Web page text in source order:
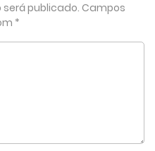
publicado. Campos
*